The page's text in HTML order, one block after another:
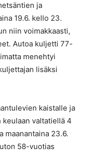
ja
19.6. kello 23.
niin voimakkaasti,
Autoa kuljetti 77-
menehtyi
lisäksi
kaistalle ja
valtatiellä 4
maanantaina 23.6.
58-vuotias